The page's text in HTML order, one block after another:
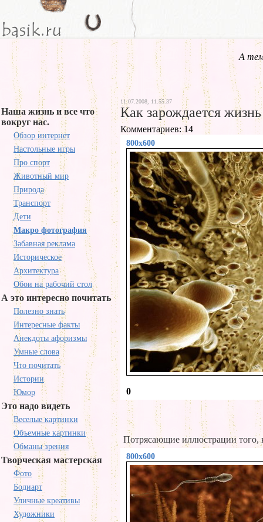
А
Наша жизнь и все что
вокруг нас.
Обзор интернет
Настольные игры
Про спорт
Животный мир
Природа
Транспорт
Дети
Макро фотография
Забавная реклама
Историческое
Архитектура
Обои на рабочий стол
А это интересно почитать
Полезно знать
Интересные факты
Анекдоты афоризмы
Умные слова
Что почитать
Истории
Юмор
Это надо видеть
Веселые картинки
Объемные картинки
Обманы зрения
Творческая мастерская
Фото
Бодиарт
Уличные креативы
Художники
11.07.2008, 11.55.37
Как зарождается жизнь
Комментариев: 14
800x600
0
Потрясающие иллюстрации того,
800x600